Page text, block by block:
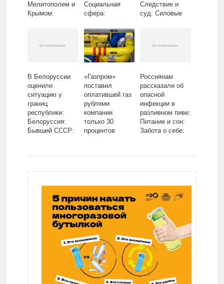
Мелитополем и
Крымом:
Социальная
сфера:
Lenta.ru
Следствие и
суд: Силовые
В Белоруссии
оценили
ситуацию у
границ
республики:
Белоруссия:
Бывший СССР:
«Газпром»
поставил
оплатившей газ
рублями
компании
только 30
процентов
Экономика:
Россиянам
рассказали об
опасной
инфекции в
разливном пиве:
Питание и сон:
Забота о себе: